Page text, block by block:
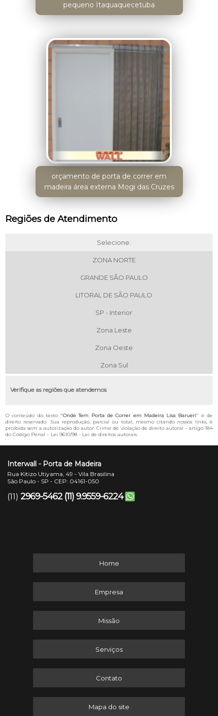
pequeno Itaquaquecetuba
orçamento de porta de correr em
madeira área externa Mogi das Cruzes
Regiões de Atendimento
Selecione:
ZONA NORTE
GRANDE SÃO PAULO
LITORAL DE SÃO PAULO
SP - Interior
Zona Leste
Zona Oeste
Zona Sul
Verifique as regiões que atendemos
O conteúdo do texto "Onde Tem Porta de Correr em Madeira Lisa Barueri" é de
direito reservado. Sua reprodução, parcial ou total, mesmo citando nossos links, é
proibida sem a autorização do autor. Crime de violação de direito autoral – artigo 184
do Código Penal – Lei 9610/98 - Lei de direitos autorais.
Interwall - Porta de Madeira
Rua Kitizo Utiyama, 49 - Vila Brasilina
São Paulo - SP - CEP: 04161-050
(11) 2969-5462 (11) 9.9559-6224
Home
Empresa
Missão
Serviços
Contato
Mapa do site